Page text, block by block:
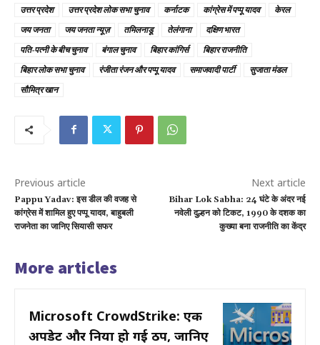
उत्तर प्रदेश
उत्तर प्रदेश लोक सभा चुनाव कर्नाटक कांग्रेस में पप्पू यादव
केरल
जय जनता
जय जनता न्यूज़ तमिलनाडू तेलंगाना
दक्षिण भारत
पति-पत्नी के बीच चुनाव
बंगाल चुनाव बिहार कांगिर्स
बिहार राजनीति
बिहार लोक सभा चुनाव
रंजीता रंजन और पप्पू यादव समाजवादी पार्टी
सुजाता मंडल
सौमित्र खान
Previous article
Pappu Yadav: इस डील की वजह से
कांग्रेस में शामिल हुए पप्पू यादव, बाहुबली
राजनेता का जानिए सियासी सफर
Next article
Bihar Lok Sabha: 24 घंटे के अंदर नई
नवेली दुल्हन को टिकट, 1990 के दशक का
कुख्या बना राजनीति का केंद्र
More articles
Microsoft CrowdStrike: एक
अपडेट और दुनिया हो गई ठप, जानिए